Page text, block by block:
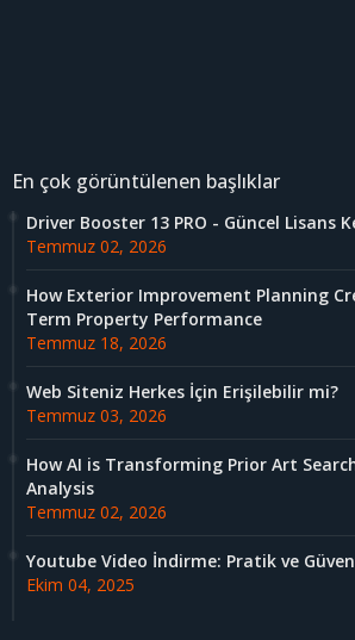
En çok görüntülenen başlıklar
Driver Booster 13 PRO - Güncel Lisans
Temmuz 02, 2026
How Exterior Improvement Planning
Term Property Performance
Temmuz 18, 2026
Web Siteniz Herkes İçin Erişilebilir mi?
Temmuz 03, 2026
How AI is Transforming Prior Art
Analysis
Temmuz 02, 2026
Youtube Video İndirme: Pratik ve
Ekim 04, 2025